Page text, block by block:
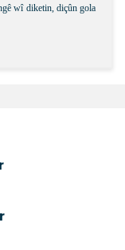
wî diketin, diçûn gola